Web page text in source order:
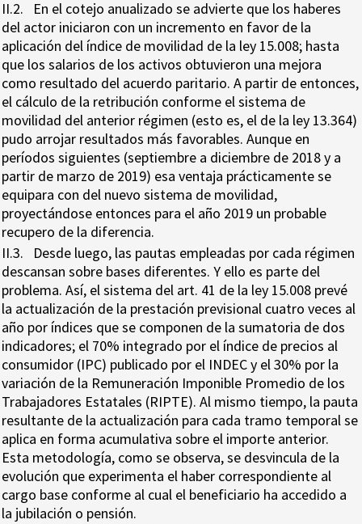
II.2. En el cotejo anualizado se advierte que los haberes
del actor iniciaron con un incremento en favor de la
aplicación del índice de movilidad de la ley 15.008; hasta
que los salarios de los activos obtuvieron una mejora
como resultado del acuerdo paritario. A partir de entonces,
el cálculo de la retribución conforme el sistema de
movilidad del anterior régimen (esto es, el de la ley 13.364)
pudo arrojar resultados más favorables. Aunque en
períodos siguientes (septiembre a diciembre de 2018 y a
partir de marzo de 2019) esa ventaja prácticamente se
equipara con del nuevo sistema de movilidad,
proyectándose entonces para el año 2019 un probable
recupero de la diferencia.
II.3. Desde luego, las pautas empleadas por cada régimen
descansan sobre bases diferentes. Y ello es parte del
problema. Así, el sistema del art. 41 de la ley 15.008 prevé
la actualización de la prestación previsional cuatro veces al
año por índices que se componen de la sumatoria de dos
indicadores; el 70% integrado por el índice de precios al
consumidor (IPC) publicado por el INDEC y el 30% por la
variación de la Remuneración Imponible Promedio de los
Trabajadores Estatales (RIPTE). Al mismo tiempo, la pauta
resultante de la actualización para cada tramo temporal se
aplica en forma acumulativa sobre el importe anterior.
Esta metodología, como se observa, se desvincula de la
evolución que experimenta el haber correspondiente al
cargo base conforme al cual el beneficiario ha accedido a
la jubilación o pensión.